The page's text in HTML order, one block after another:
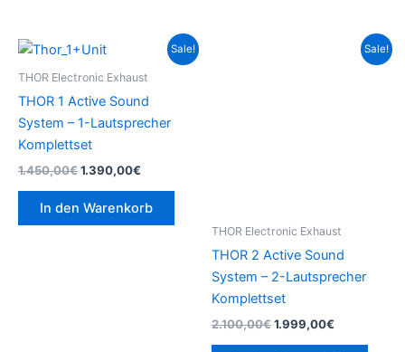
Sale!
THOR Electronic Exhaust
THOR 1 Active Sound
System – 1-Lautsprecher
Komplettset
1.450,00€
Ursprünglicher
Preis
war:
1.390,00€
Aktueller
Preis
ist:
In den Warenkorb
Sale!
THOR Electronic Exhaust
THOR 2 Active Sound
System – 2-Lautsprecher
Komplettset
2.100,00€1.999,00€
Aktueller
Preis